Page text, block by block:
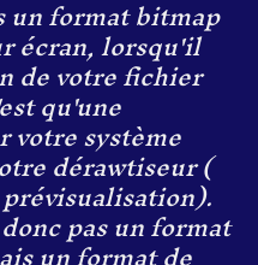
format bitmap
écran, lorsqu'il
de votre fichier
qu'une
système
dérawtiseur (
pas un format